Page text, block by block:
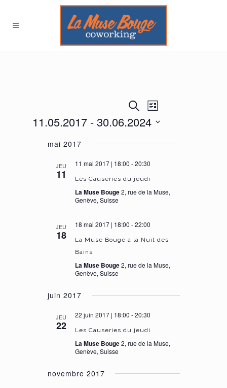
RECHERCHE
NAVIGATION
RechercheNAVIGATION
DE
ÉVÈNEMENT
Liste
11.05.2017 - 30.06.2024
mai 2017
JEU
11
11 mai 2017 | 18:00 -20:30
Les Causeries du jeudi
La Muse Bouge2, rue de la Muse,
Genève, Suisse
JEU
18
18 mai 2017 | 18:00 -22:00
La Muse Bouge à la Nuit des
Bains
La Muse Bouge2, rue de la Muse,
Genève, Suisse
juin 2017
JEU
22
22 juin 2017 | 18:00 -20:30
Les Causeries du jeudi
La Muse Bouge2, rue de la Muse,
Genève, Suisse
novembre 2017